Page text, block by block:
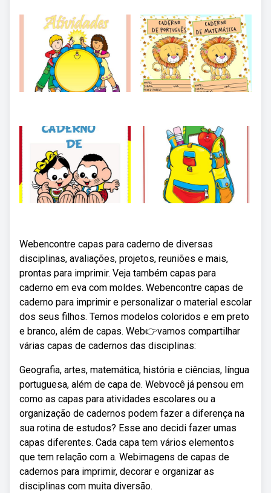
Webencontre capas para caderno de diversas
disciplinas, avaliações, projetos, reuniões e mais,
prontas para imprimir. Veja também capas para
caderno em eva com moldes. Webencontre capas de
caderno para imprimir e personalizar o material escolar
dos seus filhos. Temos modelos coloridos e em preto
e branco, além de capas. Web👉vamos compartilhar
várias capas de cadernos das disciplinas:
Geografia, artes, matemática, história e ciências, língua
portuguesa, além de capa de. Webvocê já pensou em
como as capas para atividades escolares ou a
organização de cadernos podem fazer a diferença na
sua rotina de estudos? Esse ano decidi fazer umas
capas diferentes. Cada capa tem vários elementos
que tem relação com a. Webimagens de capas de
cadernos para imprimir, decorar e organizar as
disciplinas com muita diversão.